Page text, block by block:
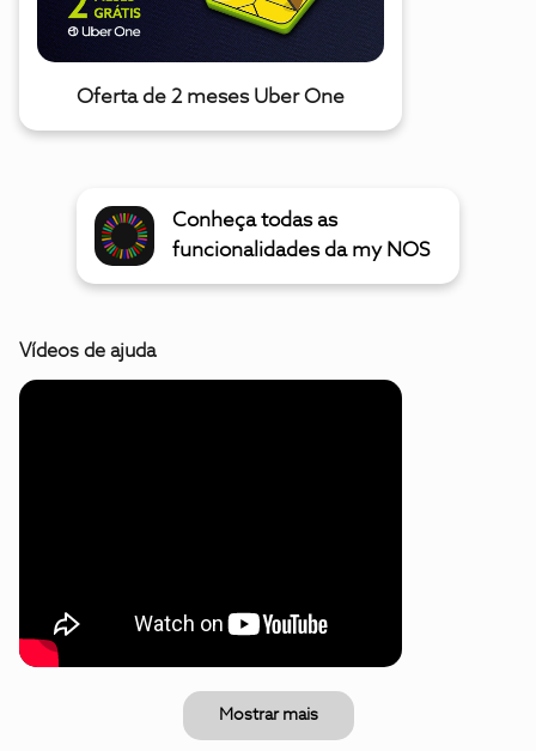
Oferta de 2 meses Uber One
Conheça todas as
funcionalidades da my NOS
Vídeos de ajuda
Mostrar mais